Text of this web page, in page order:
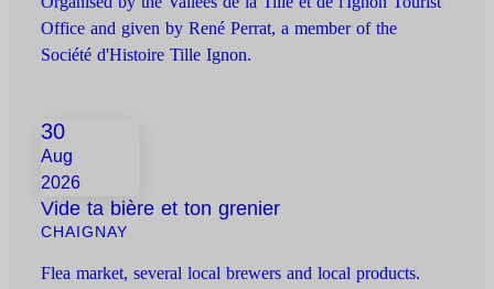
Office and given by René Perrat, a member of the
Société d'Histoire Tille Ignon.
30
Aug
2026
Vide ta bière et ton grenier
CHAIGNAY
Flea market, several local brewers and local products.